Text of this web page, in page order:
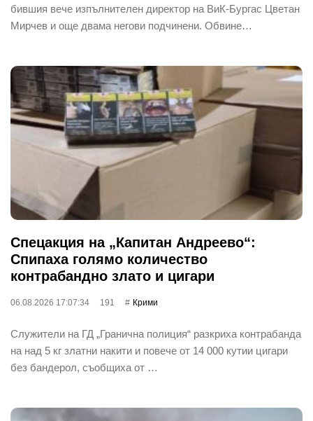
бившия вече изпълнителен директор на ВиК-Бургас Цветан
Мирчев и още двама негови подчинени. Обвине…
Спецакция на „Капитан Андреево“:
Спипаха голямо количество
контрабандно злато и цигари
06.08.2026 17:07:34 191 Крими
Служители на ГД „Гранична полиция“ разкриха контрабанда
на над 5 кг златни накити и повече от 14 000 кутии цигари
без бандерол, съобщиха от …